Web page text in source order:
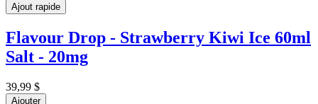
Ajout rapide
Flavour Drop - Strawberry Kiwi Ice 60ml
Salt - 20mg
39,99 $
Ajouter